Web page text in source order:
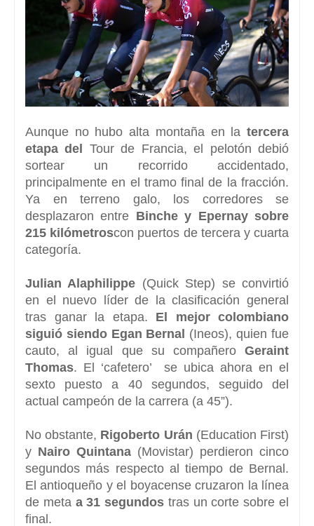
Aunque no hubo alta montaña en la tercera
etapa del Tour de Francia, el pelotón debió
sortear un recorrido accidentado,
principalmente en el tramo final de la fracción.
Ya en terreno galo, los corredores se
desplazaron entre Binche y Epernay sobre
215 kilómetroscon puertos de tercera y cuarta
categoría.
Julian Alaphilippe (Quick Step) se convirtió
en el nuevo líder de la clasificación general
tras ganar la etapa. El mejor colombiano
siguió siendo Egan Bernal (Ineos), quien fue
cauto, al igual que su compañero Geraint
Thomas. El ‘cafetero’ se ubica ahora en el
sexto puesto a 40 segundos, seguido del
actual campeón de la carrera (a 45”).
No obstante, Rigoberto Urán (Education First)
y Nairo Quintana (Movistar) perdieron cinco
segundos más respecto al tiempo de Bernal.
El antioqueño y el boyacense cruzaron la línea
de meta a 31 segundos tras un corte sobre el
final.